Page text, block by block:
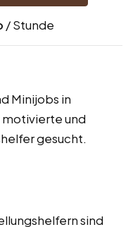
/ Stunde
Minijobs in
und
gesucht.
sind